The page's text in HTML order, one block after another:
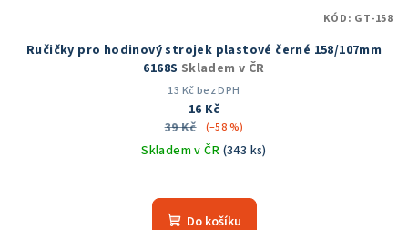
Ručičky pro hodinový strojek plastové černé 158/107mm
6168S Skladem v ČR
13 Kč bez DPH
16 Kč
39 Kč
(–58 %)
Skladem v ČR (343 ks)
hodnocení
produktu
Do košíku
KÓD: GT-158